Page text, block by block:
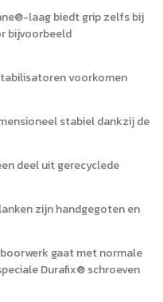
laag biedt grip zelfs bij
bijvoorbeeld
voorkomen
stabiel dankzij de
deel uit gerecyclede
zijn handgegoten en
gaat met normale
Durafix® schroeven